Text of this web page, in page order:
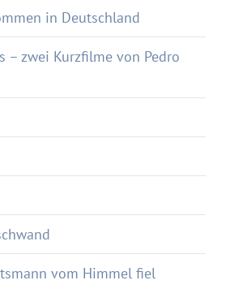
in Deutschland
– zwei Kurzfilme von Pedro
vom Himmel fiel